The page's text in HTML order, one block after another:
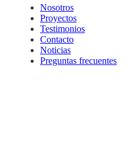
Nosotros
Proyectos
Testimonios
Contacto
Noticias
Preguntas frecuentes